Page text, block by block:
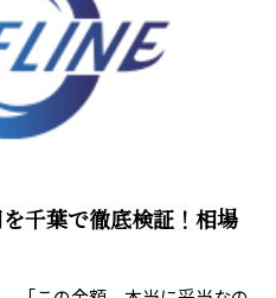
千葉で徹底検証！相場